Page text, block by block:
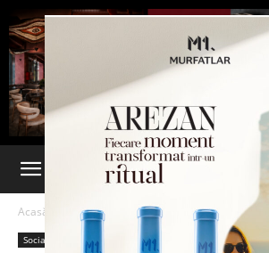
Acasă Social
Social